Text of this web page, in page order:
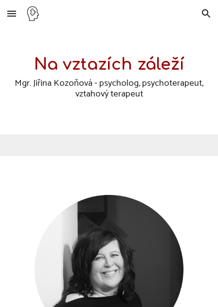
Skip to main content Skip to navigation
Na vztazích záleží
Mgr. Jiřina Kozoňová - psycholog, psychoterapeut,
vztahový terapeut